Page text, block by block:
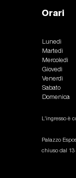
Orari
Lunedì
Martedì
Mercoledì
Giovedì
Venerdì
Sabato
Domenica
L'ingresso è
Palazzo
chiuso dal 13